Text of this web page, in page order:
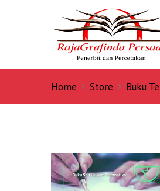
Home Store Buku